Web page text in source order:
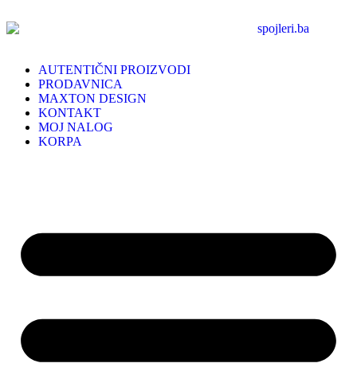
AUTENTIČNI PROIZVODI
PRODAVNICA
MAXTON DESIGN
KONTAKT
MOJ NALOG
KORPA